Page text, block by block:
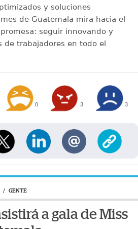
y soluciones
de Guatemala mira hacia el
seguir innovando y
de trabajadores en todo el
0 3 3
/ GENTE
a gala de Miss